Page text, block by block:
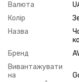
Валюта
Колір
Назва
Бренд
Вивантажувати
на